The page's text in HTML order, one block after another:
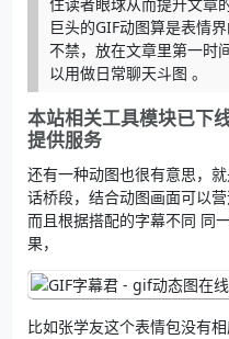
巨头的GIF动图算是表情
不禁，放在文章里第一时
以用做日常聊天斗图 。
本站相关工具模块已下
提供服务
还有一种动图也很有意思，
话桥段，结合动图画面可以
而且根据搭配的字幕不同 同
果，
比如张学友这个表情包没有